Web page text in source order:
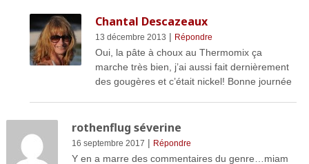
Chantal Descazeaux
13 décembre 2013 | Répondre
Oui, la pâte à choux au Thermomix ça
marche très bien, j’ai aussi fait dernièrement
des gougères et c’était nickel! Bonne journée
rothenflug séverine
16 septembre 2017 | Répondre
Y en a marre des commentaires du genre…miam